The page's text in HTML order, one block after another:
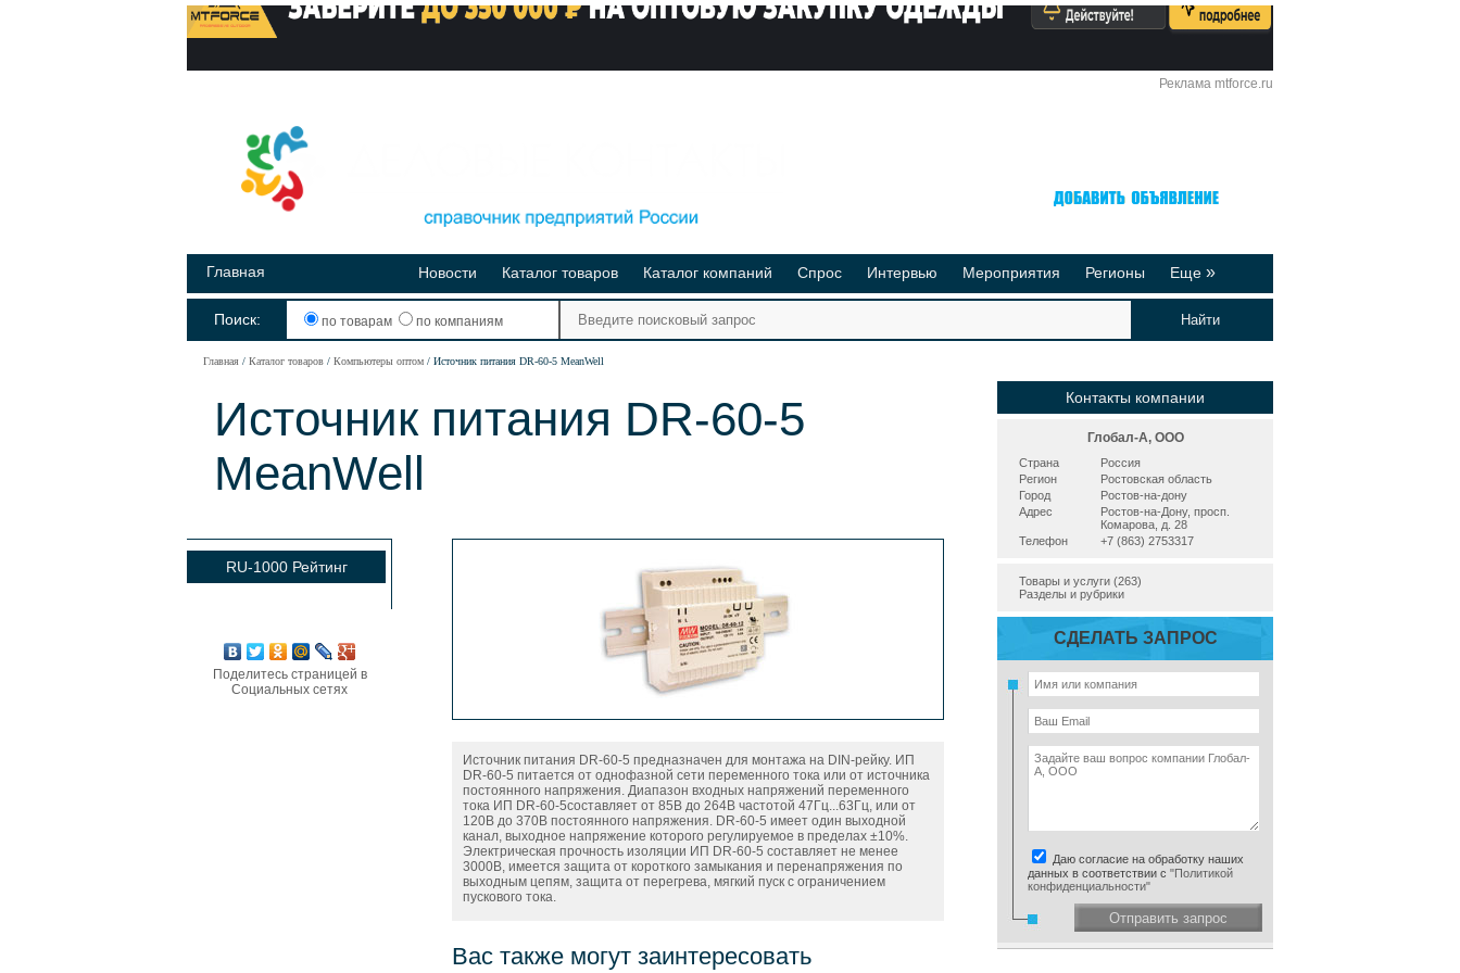
Реклама mtforce.ru
Главная Новости Каталог товаров Каталог компаний Спрос Интервью Мероприятия Регионы Еще »
Реклама на сайте
Поиск: по товарам по компаниям
Главная Каталог товаров Компьютеры оптом Источник питания DR-60-5 MeanWell
Источник питания DR-60-5
MeanWell
RU-1000 Рейтинг
Поделитесь страницей в
Социальных сетях
Источник питания DR-60-5 предназначен для монтажа на DIN-рейку. ИП
DR-60-5 питается от однофазной сети переменного тока или от источника
постоянного напряжения. Диапазон входных напряжений переменного
тока ИП DR-60-5составляет от 85В до 264В частотой 47Гц...63Гц, или от
120В до 370В постоянного напряжения. DR-60-5 имеет один выходной
канал, выходное напряжение которого регулируемое в пределах ±10%.
Электрическая прочность изоляции ИП DR-60-5 составляет не менее
3000В, имеется защита от короткого замыкания и перенапряжения по
выходным цепям, защита от перегрева, мягкий пуск с ограничением
пускового тока.
Вас также могут заинтересовать
Контакты компании
Глобал-А, ООО
Страна
Россия
Регион
Ростовская область
Город
Ростов-на-дону
Адрес
Ростов-на-Дону, просп.
Комарова, д. 28
Телефон
+7 (863) 2753317
Товары и услуги (263)
Разделы и рубрики
СДЕЛАТЬ ЗАПРОС
Даю согласие на обработку наших
данных в соответствии с "Политикой
конфиденциальности"
Отправить запрос